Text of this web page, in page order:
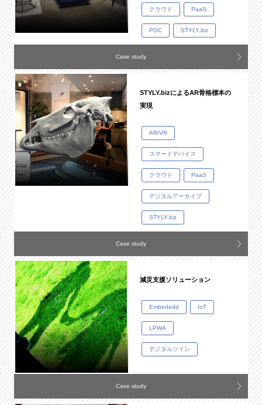
Case study
クラウド PaaS
POC STYLY.biz
Case study
STYLY.bizによるAR骨格標本の
実現
AR/VR
スマートデバイス
クラウド PaaS
デジタルアーカイブ
STYLY.biz
Case study
減災支援ソリューション
Embededd IoT
LPWA
デジタルツイン